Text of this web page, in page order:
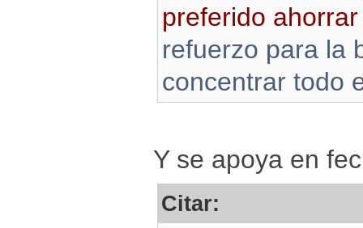
preferido
refuerzo para la
concentrar todo
Y se apoya en
Citar: